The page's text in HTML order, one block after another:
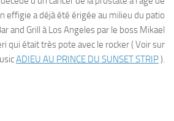
effigie a déjà été érigée au milieu du patio
and Grill à Los Angeles par le boss Mikael
qui était très pote avec le rocker ( Voir sur
ADIEU AU PRINCE DU SUNSET STRIP ).